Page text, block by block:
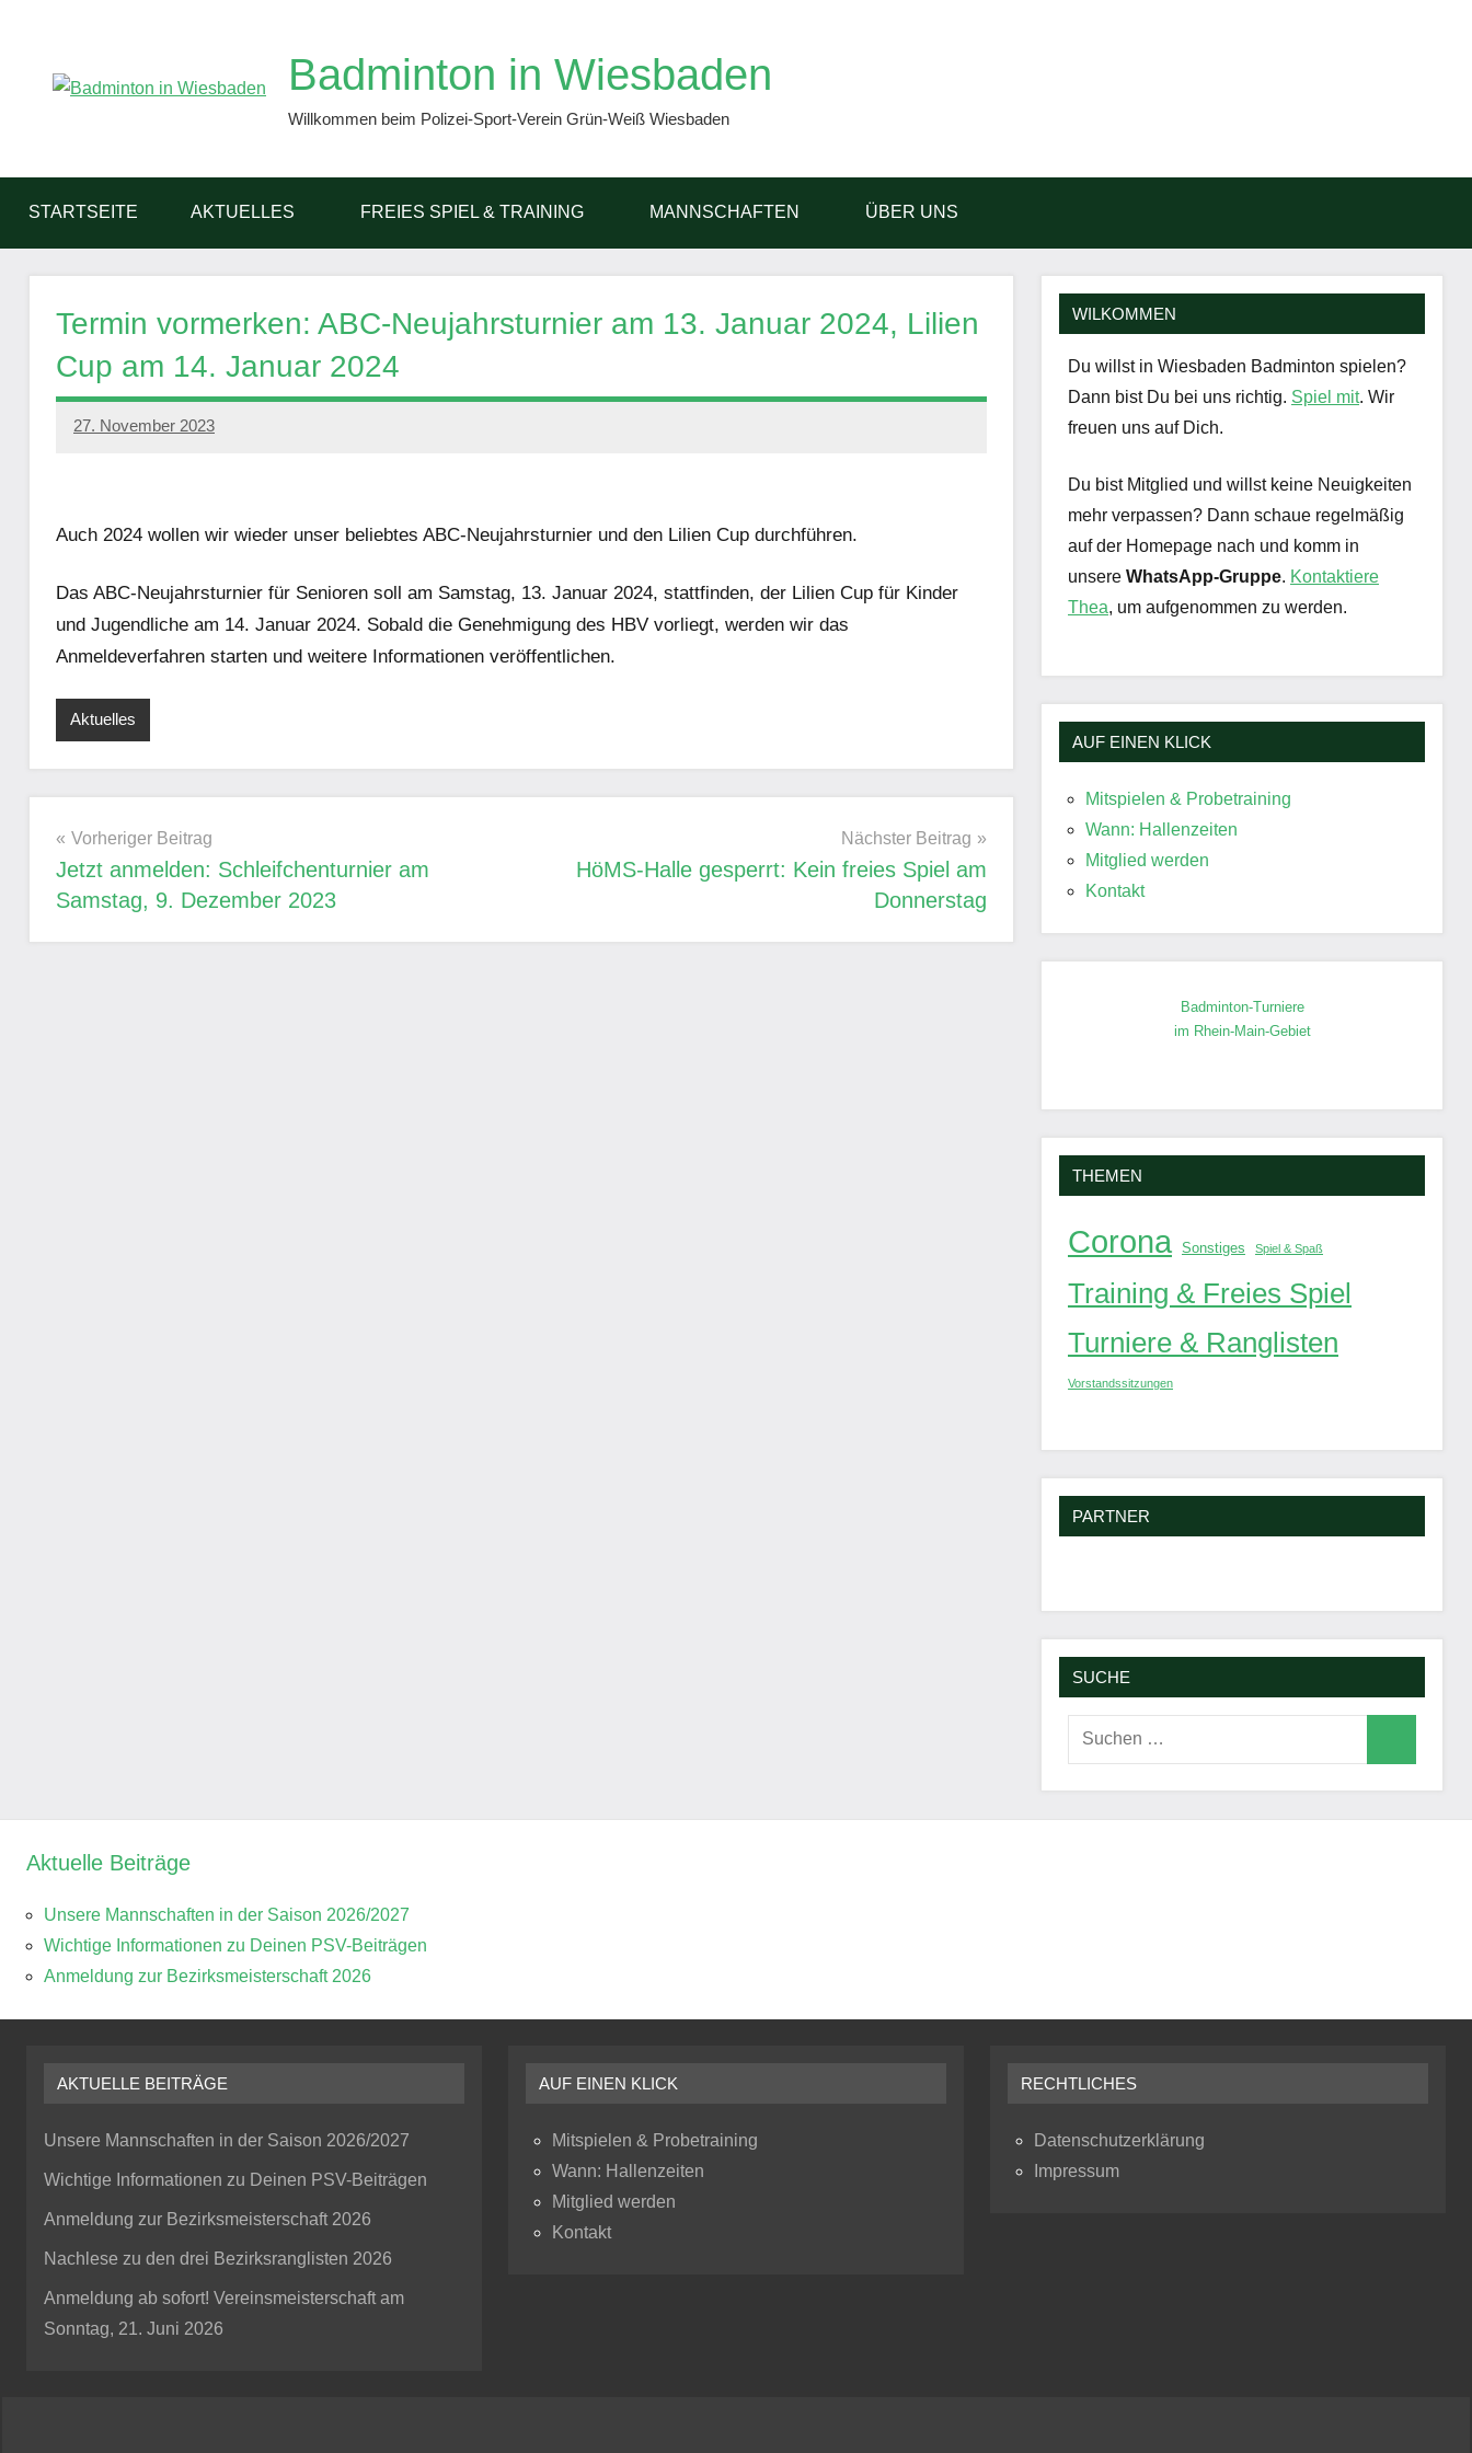
springen
Badminton in Wiesbaden
Willkommen beim Polizei-Sport-Verein Grün-Weiß Wiesbaden
STARTSEITE AKTUELLES FREIES SPIEL & TRAINING MANNSCHAFTEN ÜBER UNS
Termin vormerken: ABC-Neujahrsturnier am 13. Januar 2024, Lilien
Cup am 14. Januar 2024
27. November 2023
PSV
Auch 2024 wollen wir wieder unser beliebtes ABC-Neujahrsturnier und den Lilien Cup durchführen.
Das ABC-Neujahrsturnier für Senioren soll am Samstag, 13. Januar 2024, stattfinden, der Lilien Cup für Kinder
und Jugendliche am 14. Januar 2024. Sobald die Genehmigung des HBV vorliegt, werden wir das
Anmeldeverfahren starten und weitere Informationen veröffentlichen.
Schlagwörter:
Turniere
&
Aktuelles
Beitragsnavigation
Vorheriger Beitrag
Jetzt anmelden: Schleifchenturnier am
Samstag, 9. Dezember 2023
Nächster Beitrag
HöMS-Halle gesperrt: Kein freies Spiel am
Donnerstag
WILKOMMEN
Du willst in Wiesbaden Badminton spielen?
Dann bist Du bei uns richtig. Spiel mit. Wir
freuen uns auf Dich.
Du bist Mitglied und willst keine Neuigkeiten
mehr verpassen? Dann schaue regelmäßig
auf der Homepage nach und komm in
unsere WhatsApp-Gruppe. Kontaktiere
Thea, um aufgenommen zu werden.
AUF EINEN KLICK
Mitspielen & Probetraining
Wann: Hallenzeiten
Mitglied werden
Kontakt
Badminton-Turniere
im Rhein-Main-Gebiet
THEMEN
Corona Sonstiges Spiel & Spaß
Training & Freies Spiel
Turniere & Ranglisten
Vorstandssitzungen
PARTNER
SUCHE
Suchen
nach:
Aktuelle Beiträge
Unsere Mannschaften in der Saison 2026/2027
Wichtige Informationen zu Deinen PSV-Beiträgen
Anmeldung zur Bezirksmeisterschaft 2026
AKTUELLE BEITRÄGE
Unsere Mannschaften in der Saison 2026/2027
Wichtige Informationen zu Deinen PSV-Beiträgen
Anmeldung zur Bezirksmeisterschaft 2026
Nachlese zu den drei Bezirksranglisten 2026
Anmeldung ab sofort! Vereinsmeisterschaft am
Sonntag, 21. Juni 2026
AUF EINEN KLICK
Mitspielen & Probetraining
Wann: Hallenzeiten
Mitglied werden
Kontakt
RECHTLICHES
Datenschutzerklärung
Impressum